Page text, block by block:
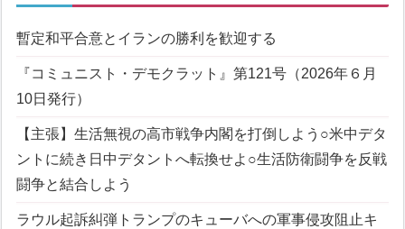
暫定和平合意とイランの勝利を歓迎する
『コミュニスト・デモクラット』第121号（2026年６月
10日発行）
【主張】生活無視の高市戦争内閣を打倒しよう ○米中デタ
ントに続き日中デタントへ転換せよ ○生活防衛闘争を反戦
闘争と結合しよう
ラウル起訴糾弾 トランプのキューバへの軍事侵攻阻止キ